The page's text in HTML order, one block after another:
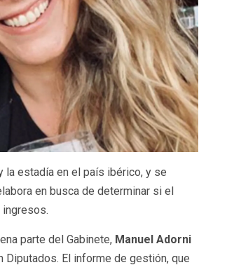
la estadía en el país ibérico, y se
en busca de determinar si el
parte del Gabinete,Manuel Adorni
El informe de gestión, que